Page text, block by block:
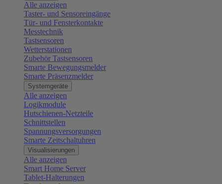
Alle anzeigen
Taster- und Sensoreingänge
Tür- und Fensterkontakte
Messtechnik
Tastsensoren
Wetterstationen
Zubehör Tastsensoren
Smarte Bewegungsmelder
Smarte Präsenzmelder
Systemgeräte
Alle anzeigen
Logikmodule
Hutschienen-Netzteile
Schnittstellen
Spannungsversorgungen
Smarte Zeitschaltuhren
Visualisierungen
Alle anzeigen
Smart Home Server
Tablet-Halterungen